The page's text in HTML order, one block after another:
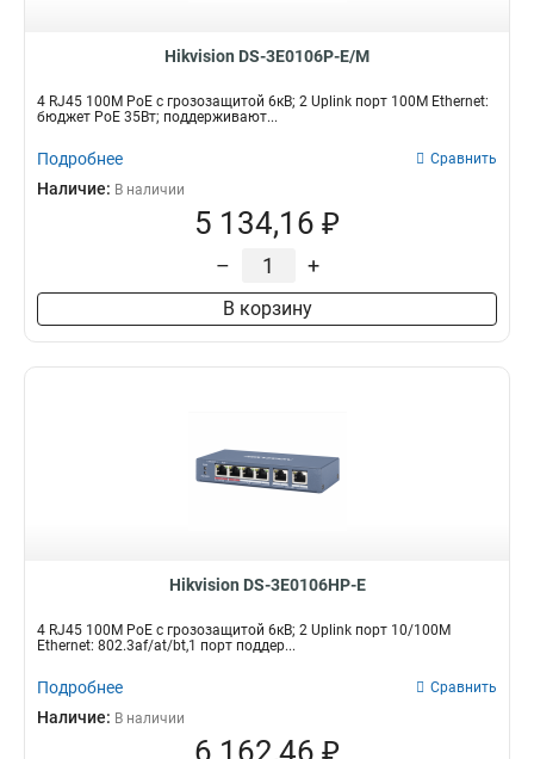
Hikvision DS-3E0106P-E/M
4 RJ45 100M PoE с грозозащитой 6кВ; 2 Uplink порт 100М Ethernet:
бюджет PoE 35Вт; поддерживают...
Подробнее Сравнить
Наличие: В наличии
5 134,16 ₽
– +
В корзину
Hikvision DS-3E0106HP-E
4 RJ45 100M PoE с грозозащитой 6кВ; 2 Uplink порт 10/100M
Ethernet: 802.3af/at/bt,1 порт поддер...
Подробнее Сравнить
Наличие: В наличии
6 162,46 ₽